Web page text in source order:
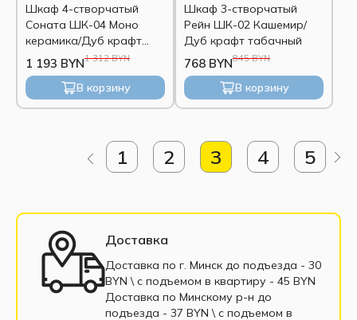
Шкаф 4-створчатый
Соната ШК-04 Моно
керамика/Дуб крафт
табачный 1 312 BYN
1 193 BYN
В корзину
Шкаф 3-створчатый
Рейн ШК-02 Кашемир/
Дуб крафт табачный
845 BYN
768 BYN
В корзину
1 2 3 4 5
Доставка
Доставка по г. Минск до подъезда - 30
BYN \ c подъемом в квартиру - 45 BYN
Доставка по Минскому р-н до
подъезда - 37 BYN \ c подъемом в